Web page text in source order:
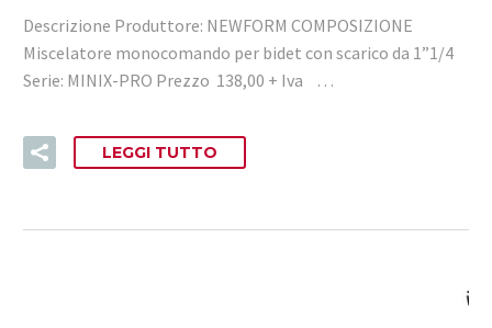
Descrizione Produttore: NEWFORM COMPOSIZIONE
Miscelatore monocomando per bidet con scarico da 1”1/4
Serie: MINIX-PRO Prezzo 138,00 + Iva …
LEGGI TUTTO